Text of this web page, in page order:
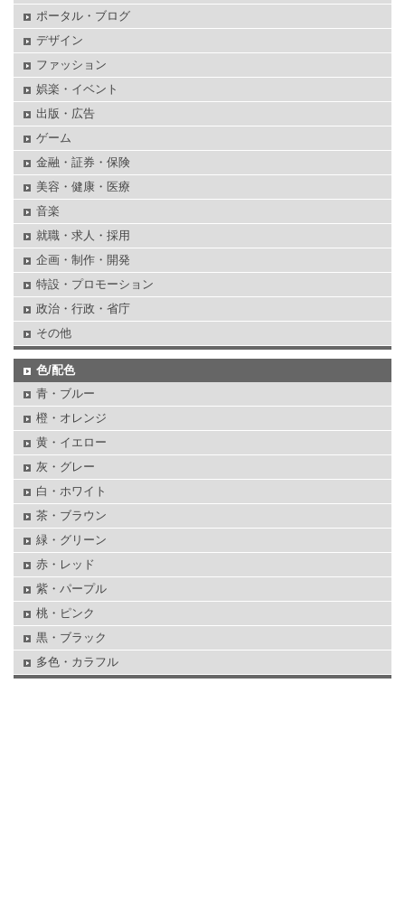
ポータル・ブログ
デザイン
ファッション
娯楽・イベント
出版・広告
ゲーム
金融・証券・保険
美容・健康・医療
音楽
就職・求人・採用
企画・制作・開発
特設・プロモーション
政治・行政・省庁
その他
色/配色
青・ブルー
橙・オレンジ
黄・イエロー
灰・グレー
白・ホワイト
茶・ブラウン
緑・グリーン
赤・レッド
紫・パープル
桃・ピンク
黒・ブラック
多色・カラフル